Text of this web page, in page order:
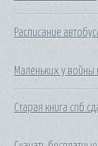
Расписание
Маленьких у войны
Старая книга спб